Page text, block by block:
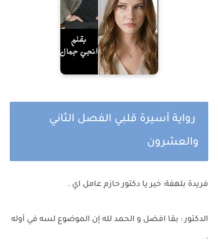
رواية أسيرة قلبي الفصل الثاني
والعشرون
فريدة بلهفة: خير يا دكتور حازم عامل اي .
الدكتور : بقا افضل و الحمد لله إن الموضوع لسه في أوله
.